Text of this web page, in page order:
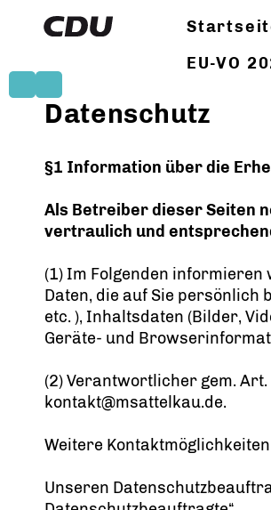
EU-VO
Datenschutz
§1 Information über die
Als Betreiber dieser Seiten
vertraulich und
(1) Im Folgenden informieren
Daten, die auf Sie persönlich
etc. ), Inhaltsdaten (Bilder,
Geräte- und
(2) Verantwortlicher gem.
kontakt@msattelkau.de.
Weitere
Unseren